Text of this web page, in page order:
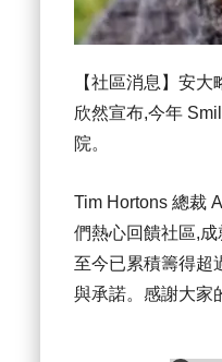
【社區消息】安
欣然宣布,今年
院。
Tim Hortons 總裁
們熱心回饋社區,
至今已累積籌得超
與承諾。感謝大家